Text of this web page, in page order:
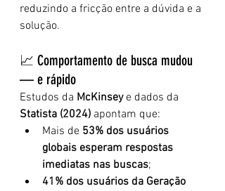
reduzindo a fricção entre a dúvida e a
solução.
📈 Comportamento de busca mudou
— e rápido
Estudos da McKinsey e dados da
Statista (2024) apontam que:
Mais de 53% dos usuários
globais esperam respostas
imediatas nas buscas;
41% dos usuários da Geração